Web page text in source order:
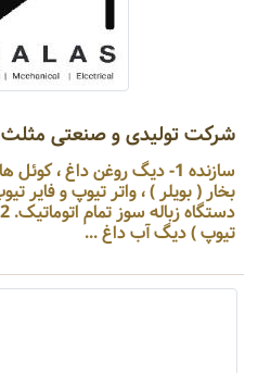
شرکت تولیدی و صنعتی
سازنده 1- دیگ روغن داغ ،
بخار ( بویلر ) ، واتر تیوپ و
تیوپ ) دیگ آب داغ ...